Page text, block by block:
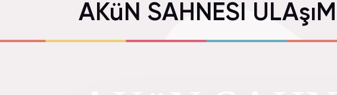
AKüN SAHNESI ULAşıM